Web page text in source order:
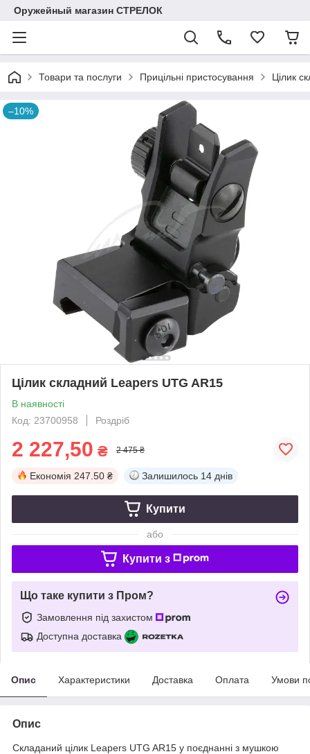
Оружейный магазин СТРЕЛОК
Товари та послуги Прицільні пристосування Цілик
–10%
Цілик складний Leapers UTG AR15
В наявності
Код: 23700958
Роздріб
2 227,50 ₴ 2 475 ₴
Економія 247.50 ₴ Залишилось 14 днів
Купити
або
Купити з
Що таке купити з Пром?
Замовлення під захистом
Доступна доставка
Опис Характеристики Доставка Оплата Умови
Опис
Складаний цілик Leapers UTG AR15 у поєднанні з мушкою